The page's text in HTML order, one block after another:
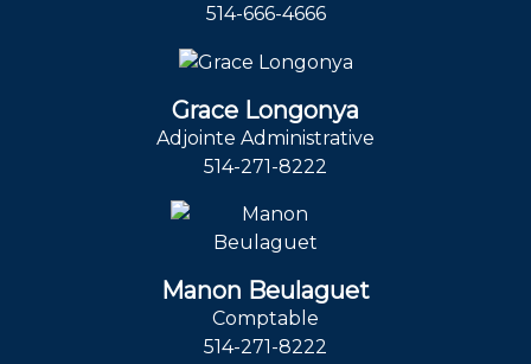
514-666-4666
Grace Longonya
Adjointe Administrative
514-271-8222
Manon Beulaguet
Comptable
514-271-8222